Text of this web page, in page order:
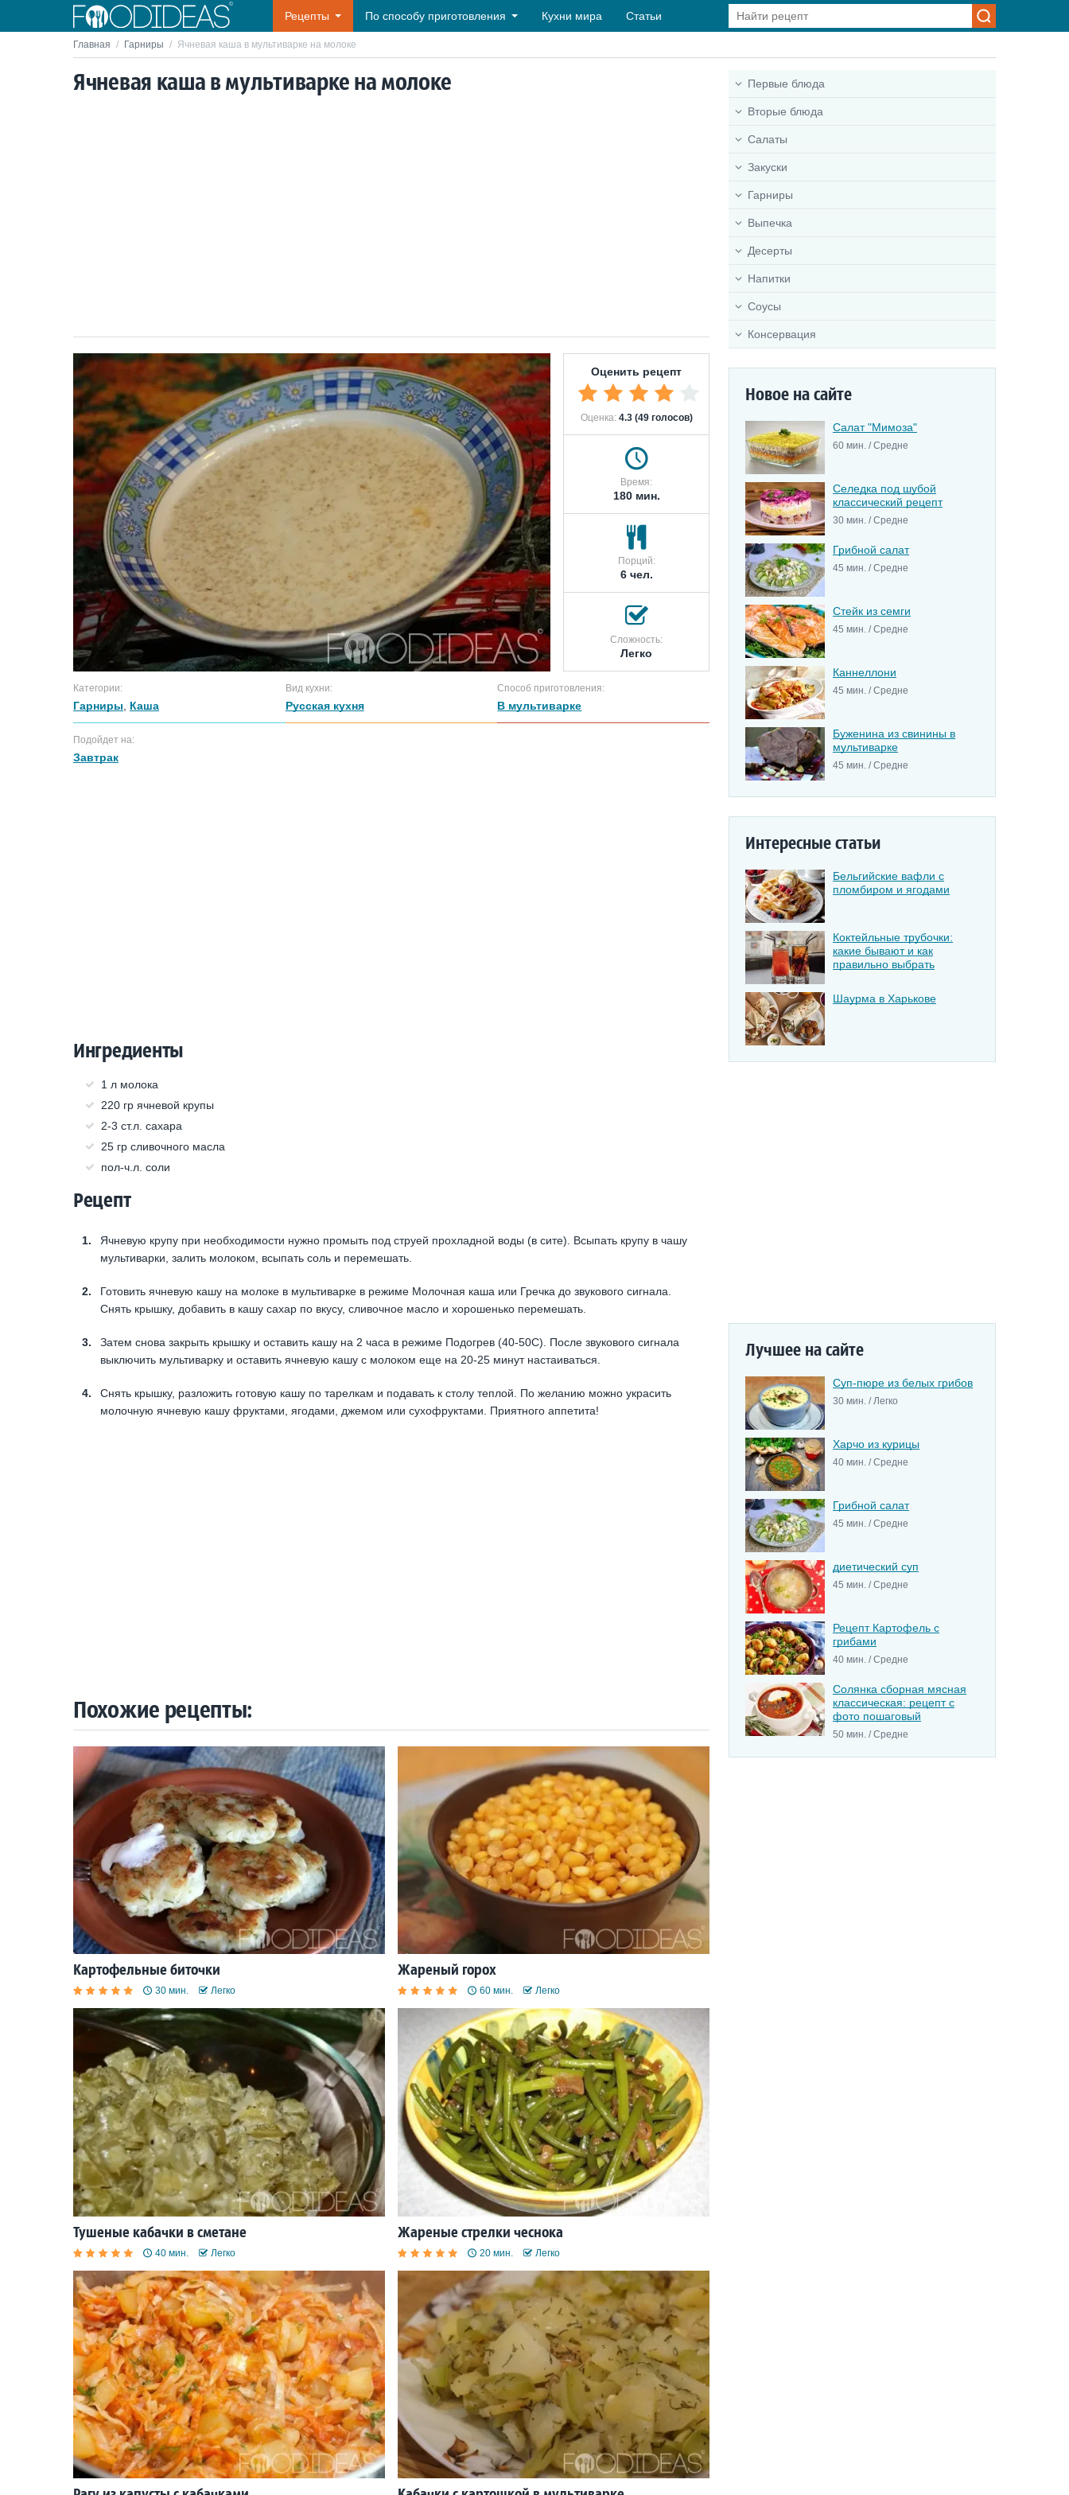
Рецепты По способу приготовления Кухни мира Статьи
Главная / Гарниры / Ячневая каша в мультиварке на молоке
Ячневая каша в мультиварке на молоке
Оценить рецепт
Оценка: 4.3 (49 голосов)
Время:
180 мин.
Порций:
6 чел.
Сложность:
Легко
Категории:
Гарниры Каша
Вид кухни:
Русская кухня
Способ приготовления:
В мультиварке
Подойдет на:
Завтрак
Ингредиенты
1 л молока
220 гр ячневой крупы
2-3 ст.л. сахара
25 гр сливочного масла
пол-ч.л. соли
Рецепт
Ячневую крупу при необходимости нужно промыть под струей прохладной воды (в сите). Всыпать крупу в чашу
мультиварки, залить молоком, всыпать соль и перемешать.
Готовить ячневую кашу на молоке в мультиварке в режиме Молочная каша или Гречка до звукового сигнала.
Снять крышку, добавить в кашу сахар по вкусу, сливочное масло и хорошенько перемешать.
Затем снова закрыть крышку и оставить кашу на 2 часа в режиме Подогрев (40-50С). После звукового сигнала
выключить мультиварку и оставить ячневую кашу с молоком еще на 20-25 минут настаиваться.
Снять крышку, разложить готовую кашу по тарелкам и подавать к столу теплой. По желанию можно украсить
молочную ячневую кашу фруктами, ягодами, джемом или сухофруктами. Приятного аппетита!
Похожие рецепты:
Картофельные биточки
30 мин. Легко
Жареный горох
60 мин. Легко
Тушеные кабачки в сметане
40 мин. Легко
Жареные стрелки чеснока
20 мин. Легко
Первые блюда
Вторые блюда
Салаты
Закуски
Гарниры
Выпечка
Десерты
Напитки
Соусы
Консервация
Новое на сайте
Салат "Мимоза"
60 мин. / Средне
Селедка под шубой
классический рецепт
30 мин. / Средне
Грибной салат
45 мин. / Средне
Стейк из семги
45 мин. / Средне
Каннеллони
45 мин. / Средне
Буженина из свинины в
мультиварке
45 мин. / Средне
Интересные статьи
Бельгийские вафли с
пломбиром и ягодами
Коктейльные трубочки:
какие бывают и как
правильно выбрать
Шаурма в Харькове
Лучшее на сайте
Суп-пюре из белых грибов
30 мин. / Легко
Харчо из курицы
40 мин. / Средне
Грибной салат
45 мин. / Средне
диетический суп
45 мин. / Средне
Рецепт Картофель с
грибами
40 мин. / Средне
Солянка сборная мясная
классическая: рецепт с
фото пошаговый
50 мин. / Средне